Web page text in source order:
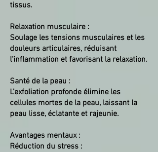
tissus.
Relaxation musculaire :
Soulage les tensions musculaires et les
douleurs articulaires, réduisant
l'inflammation et favorisant la relaxation.
Santé de la peau :
L'exfoliation profonde élimine les
cellules mortes de la peau, laissant la
peau lisse, éclatante et rajeunie.
Avantages mentaux :
Réduction du stress :